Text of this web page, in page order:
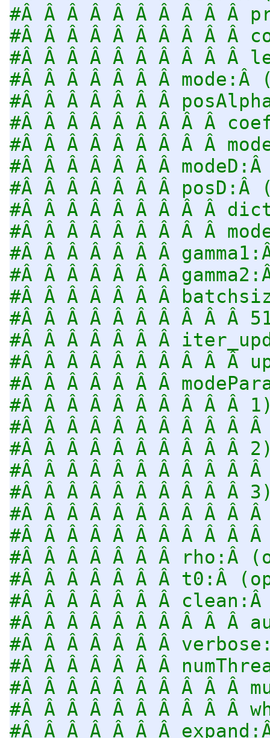
#Â Â Â Â Â Â Â Â Â Â
#Â Â Â Â Â Â Â Â Â Â
#Â Â Â Â Â Â Â Â Â Â
#Â Â Â Â Â Â Â
#Â Â Â Â Â Â Â
#Â Â Â Â Â Â Â Â Â
#Â Â Â Â Â Â Â Â Â
#Â Â Â Â Â Â Â
#Â Â Â Â Â Â Â
#Â Â Â Â Â Â Â Â Â
#Â Â Â Â Â Â Â Â Â
#Â Â Â Â Â Â Â
#Â Â Â Â Â Â Â
#Â Â Â Â Â Â Â
#Â Â Â Â Â Â Â Â Â Â
#Â Â Â Â Â Â Â
#Â Â Â Â Â Â Â Â Â Â
#Â Â Â Â Â Â Â
#Â Â Â Â Â Â Â Â Â Â
#Â Â Â Â Â Â Â Â Â Â
#Â Â Â Â Â Â Â Â Â Â
#Â Â Â Â Â Â Â Â Â Â
#Â Â Â Â Â Â Â Â Â Â
#Â Â Â Â Â Â Â Â Â Â
#Â Â Â Â Â Â Â Â Â Â
#Â Â Â Â Â Â Â rho:Â
#Â Â Â Â Â Â Â t0:Â
#Â Â Â Â Â Â Â
#Â Â Â Â Â Â Â Â Â Â
#Â Â Â Â Â Â Â
#Â Â Â Â Â Â Â
#Â Â Â Â Â Â Â Â Â Â
#Â Â Â Â Â Â Â Â Â Â
#Â Â Â Â Â Â Â